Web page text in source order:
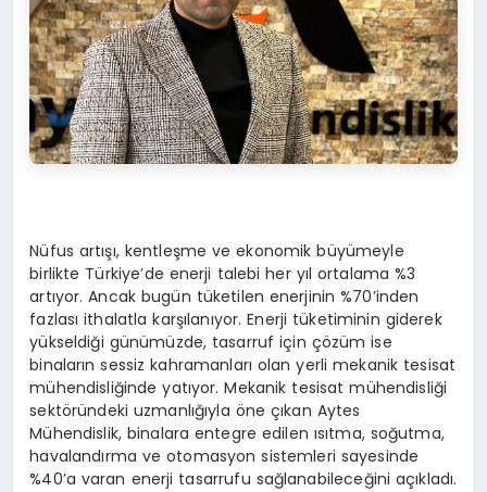
Nüfus artışı, kentleşme ve ekonomik büyümeyle
birlikte Türkiye’de enerji talebi her yıl ortalama %3
artıyor. Ancak bugün tüketilen enerjinin %70’inden
fazlası ithalatla karşılanıyor. Enerji tüketiminin giderek
yükseldiği günümüzde, tasarruf için çözüm ise
binaların sessiz kahramanları olan yerli mekanik tesisat
mühendisliğinde yatıyor. Mekanik tesisat mühendisliği
sektöründeki uzmanlığıyla öne çıkan Aytes
Mühendislik, binalara entegre edilen ısıtma, soğutma,
havalandırma ve otomasyon sistemleri sayesinde
%40’a varan enerji tasarrufu sağlanabileceğini açıkladı.